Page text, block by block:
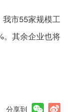
市55家规模工
。其余企业也将
分享到